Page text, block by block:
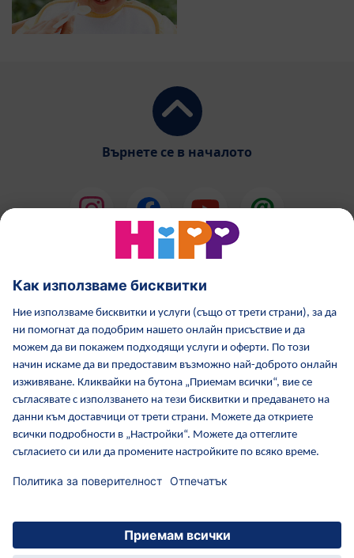
Върнете се в началото
Грижа за кожата от HiPP
HiPP по време бременност
Политика за поверителност
Общи условия
Отпечатване
Повече за HiPP Контакти